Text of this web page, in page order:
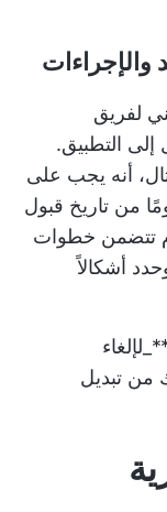
والإجراءات
لفريق
إلى التطبيق.
أنه يجب على
إنشاء تلك الطلبات قبل 30 يومًا من تاريخ قبول
تتضمن خطوات
أشكالاً
من تبديل